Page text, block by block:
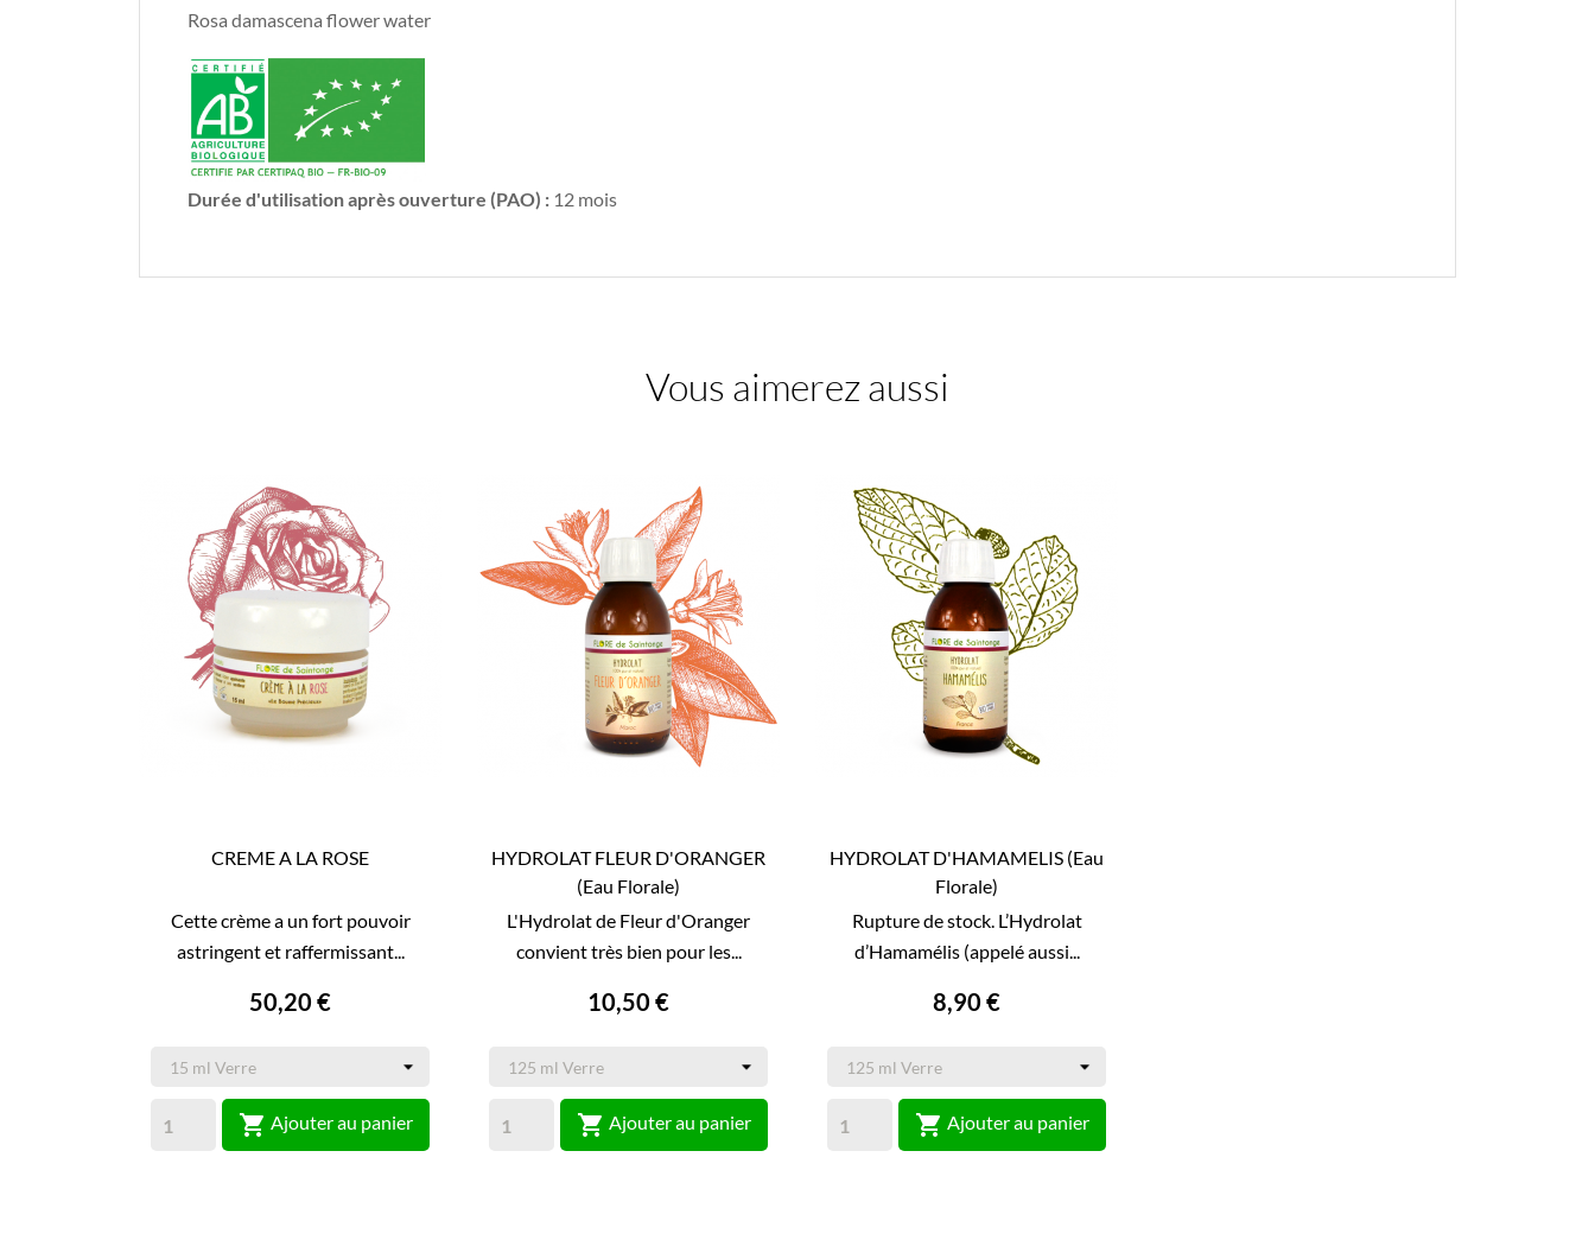
Rosa damascena flower water
Durée d'utilisation après ouverture (PAO) : 12 mois
Vous aimerez aussi
CREME A LA ROSE
Cette crème a un fort pouvoir
astringent et raffermissant...
50,20 €
 Ajouter au panier
HYDROLAT FLEUR D'ORANGER
(eau Florale)
L'Hydrolat de Fleur d'Oranger
convient très bien pour les...
10,50 €
 Ajouter au panier
HYDROLAT D'HAMAMELIS (eau
Florale)
Rupture de stock. L’Hydrolat
d’Hamamélis (appelé aussi...
8,90 €
 Ajouter au panier